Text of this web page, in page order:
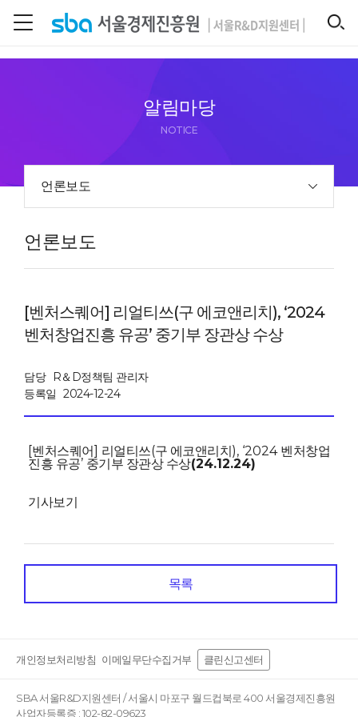
알림마당
NOTICE
언론보도
언론보도
[벤처스퀘어] 리얼티쓰(구 에코앤리치), ‘2024
벤처창업진흥 유공’ 중기부 장관상 수상
담당
R＆D정책팀 관리자
등록일 2024-12-24
[벤처스퀘어] 리얼티쓰(구 에코앤리치 ), ‘2024 벤처창업
진흥 유공’ 중기부 장관상 수상(24.12.24)
기사보기
목록
개인정보처리방침 이메일무단수집거부 클린신고센터
SBA 서울R&D지원센터 / 서울시 마포구 월드컵북로 400 서울경제진흥원
사업자등록증 : 102-82-09623